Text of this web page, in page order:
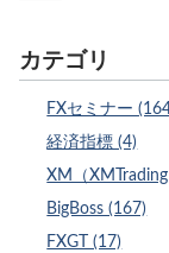
カテゴリ
FXセミナー
経済指標 (4)
XM（
BigBoss (167)
FXGT (17)